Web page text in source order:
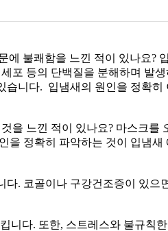
불쾌함을 느낀 적이 있나요?
포 등의 단백질을 분해하며 발
니다. 입냄새의 원인을 정확
을 느낀 적이 있나요? 마스크
을 정확히 파악하는 것이 입냄새
. 코골이나 구강건조증이 있으
니다. 또한, 스트레스와 불규칙